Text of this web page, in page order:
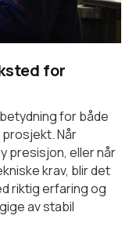
for
for både
Når
presisjon, eller når
krav, blir det
riktig erfaring og
av stabil